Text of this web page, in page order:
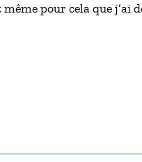
pour cela que j’ai